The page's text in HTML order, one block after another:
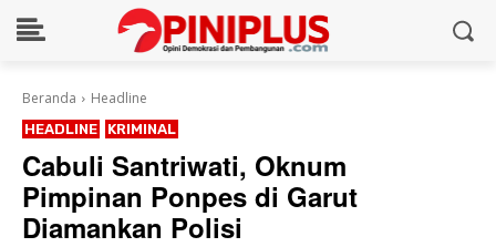
Beranda Headline
HEADLINE KRIMINAL
Cabuli Santriwati, Oknum
Pimpinan Ponpes di Garut
Diamankan Polisi